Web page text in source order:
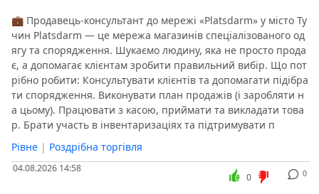
💼 Продавець-консультант до мережі «Platsdarm» у місто Ту
чин Platsdarm — це мережа магазинів спеціалізованого од
ягу та спорядження. Шукаємо людину, яка не просто прода
є, а допомагає клієнтам зробити правильний вибір. Що пот
рібно робити: Консультувати клієнтів та допомагати підібра
ти спорядження. Виконувати план продажів (і заробляти н
а цьому). Працювати з касою, приймати та викладати това
р. Брати участь в інвентаризаціях та підтримувати п
Рівне | Роздрібна торгівля
04.08.2026 14:58 0
0